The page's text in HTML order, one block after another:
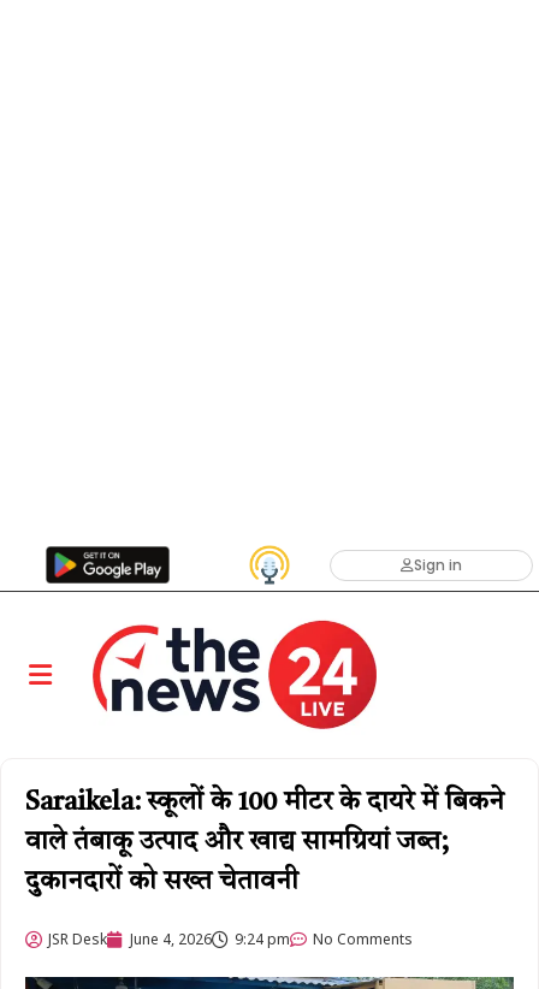
Sign in
Saraikela: स्कूलों के 100 मीटर के दायरे में बिकने
वाले तंबाकू उत्पाद और खाद्य सामग्रियां जब्त;
दुकानदारों को सख्त चेतावनी
JSR Desk June 4, 2026 9:24 pm No Comments